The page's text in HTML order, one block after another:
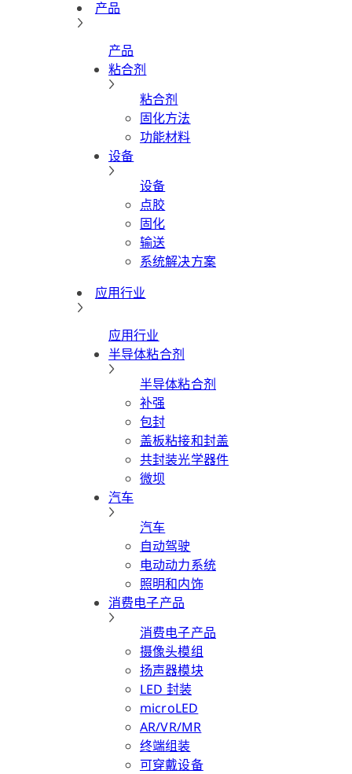
产品
产品
粘合剂
粘合剂
固化方法
功能材料
设备
设备
点胶
固化
输送
系统解决方案
应用行业
应用行业
半导体粘合剂
半导体粘合剂
补强
包封
盖板粘接和封盖
共封装光学器件
微坝
汽车
汽车
自动驾驶
电动动力系统
照明和内饰
消费电子产品
消费电子产品
摄像头模组
扬声器模块
LED 封装
microLED
AR/VR/MR
终端组装
可穿戴设备